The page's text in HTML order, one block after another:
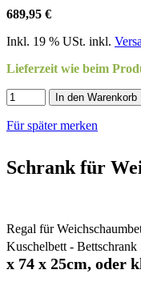
689,95 €
Inkl. 19 % USt. inkl.
Lieferzeit wie beim
In den Warenkorb
Für später merken
Schrank für
Regal für
Kuschelbett -
x 74 x 25cm, oder